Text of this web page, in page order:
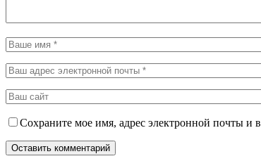
Сохраните мое имя, адрес электронной почты и